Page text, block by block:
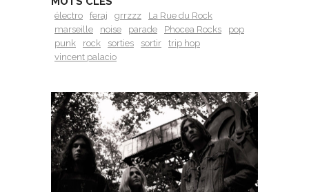
électro feraj grrzzz
La Rue du Rock
marseille
noise parade Phocea Rocks
pop
punk
rock sorties sortir
trip hop
vincent palacio